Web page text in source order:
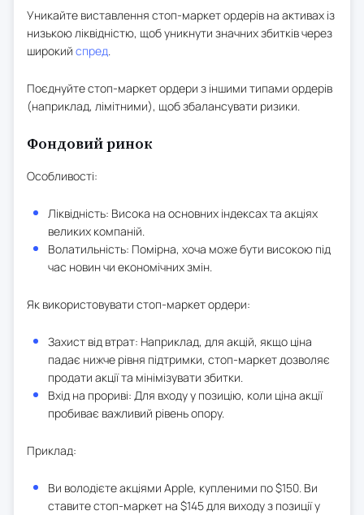
Уникайте виставлення стоп-маркет ордерів на активах із
низькою ліквідністю, щоб уникнути значних збитків через
широкий спред.
Поєднуйте стоп-маркет ордери з іншими типами ордерів
(наприклад, лімітними), щоб збалансувати ризики.
Фондовий ринок
Особливості:
Ліквідність: Висока на основних індексах та акціях
великих компаній.
Волатильність: Помірна, хоча може бути високою під
час новин чи економічних змін.
Як використовувати стоп-маркет ордери:
Захист від втрат: Наприклад, для акцій, якщо ціна
падає нижче рівня підтримки, стоп-маркет дозволяє
продати акції та мінімізувати збитки.
Вхід на прориві: Для входу у позицію, коли ціна акції
пробиває важливий рівень опору.
Приклад:
Ви володієте акціями Apple, купленими по $150. Ви
ставите стоп-маркет на $145 для виходу з позиції у